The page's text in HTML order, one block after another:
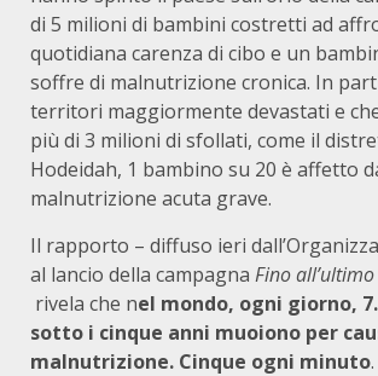
di 5 milioni di bambini costretti ad
quotidiana carenza di cibo e un
soffre di malnutrizione cronica. In
territori maggiormente devastati e
più di 3 milioni di sfollati, come il
Hodeidah, 1 bambino su 20 è affetto
malnutrizione acuta grave.
Il rapporto – diffuso ieri
al lancio della campagna Fino
rivela che nel mondo, ogni giorno,
sotto i cinque anni muoiono per
malnutrizione. Cinque ogni minuto